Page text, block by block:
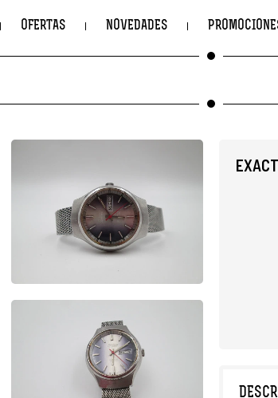
OFERTAS NOVEDADES